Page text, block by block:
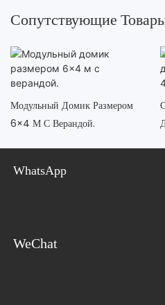
Сопутствующие
Модульный Домик Размером
6×4 М С Верандой.
WhatsApp
WeChat